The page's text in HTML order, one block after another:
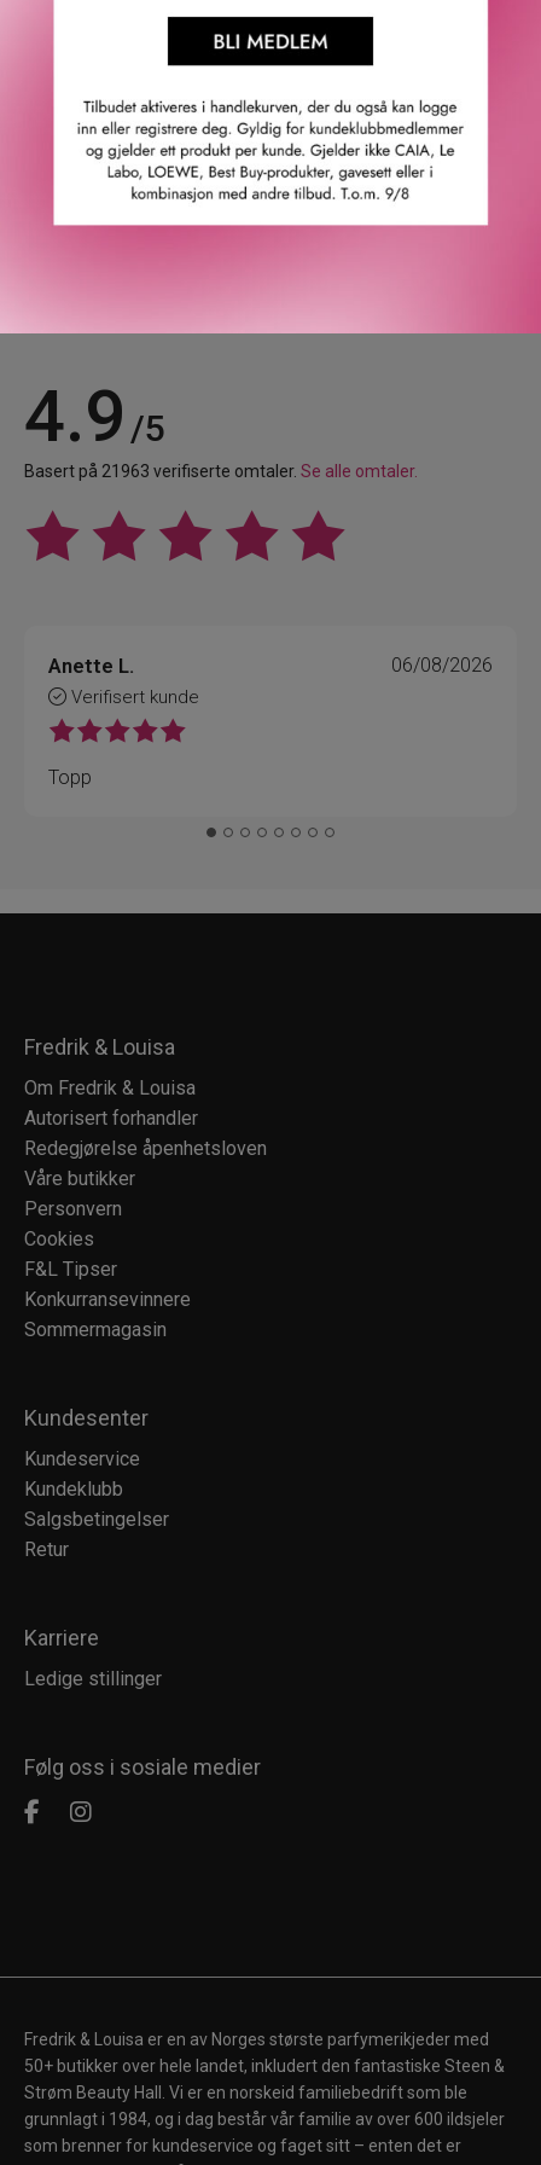
er vegansk, kremet og glir lett på huden. Den blir perfekt
etter bare én applikasjon! Langvarig med ekstrem
intensitet.
GTIN: 4064941009177
Leverandørs artikkelnummer: 68241
4.9 /5
Basert på 21963 verifiserte omtaler. Se alle omtaler.
Anette L.
Verifisert kunde
06/08/2026
Topp
Fredrik & Louisa
Om Fredrik & Louisa
Autorisert forhandler
Redegjørelse åpenhetsloven
Våre butikker
Personvern
Cookies
F&L Tipser
Konkurransevinnere
Sommermagasin
Kundesenter
Kundeservice
Kundeklubb
Salgsbetingelser
Retur
Karriere
Ledige stillinger
Følg oss i sosiale medier
Fredrik & Louisa er en av Norges største parfymerikjeder med
50+ butikker over hele landet, inkludert den fantastiske Steen &
Strøm Beauty Hall. Vi er en norskeid familiebedrift som ble
grunnlagt i 1984, og i dag består vår familie av over 600 ildsjeler
som brenner for kundeservice og faget sitt – enten det er